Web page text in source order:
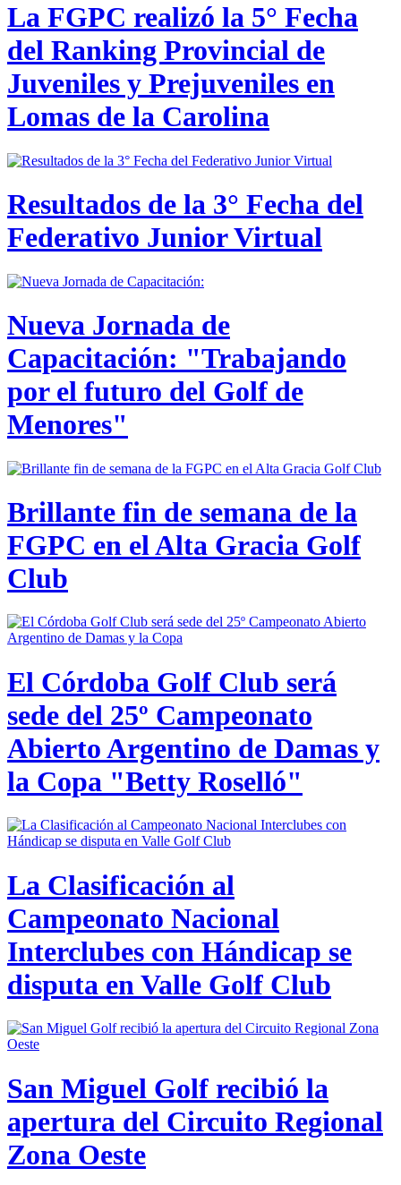
La FGPC realizó la 5° Fecha
del Ranking Provincial de
Juveniles y Prejuveniles en
Lomas de la Carolina
Resultados de la 3° Fecha del
Federativo Junior Virtual
Nueva Jornada de
Capacitación: "Trabajando
por el futuro del Golf de
Menores"
Brillante fin de semana de la
FGPC en el Alta Gracia Golf
Club
El Córdoba Golf Club será
sede del 25º Campeonato
Abierto Argentino de Damas y
la Copa "Betty Roselló"
La Clasificación al
Campeonato Nacional
Interclubes con Hándicap se
disputa en Valle Golf Club
San Miguel Golf recibió la
apertura del Circuito Regional
Zona Oeste